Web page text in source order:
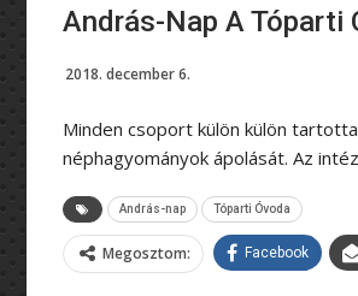
András-Nap A Tóparti
2018. december 6.
Minden csoport külön külön
néphagyományok ápolását. Az
András-nap Tóparti Óvoda
Megosztom: Facebook